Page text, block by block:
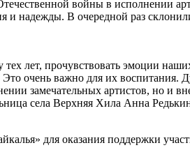
войны в исполнении
и надежды. В очередной раз
лет, прочувствовать эмоции
очень важно для их воспитания.
замечательных артистов, но и
села Верхняя Хила Анна
для оказания поддержки